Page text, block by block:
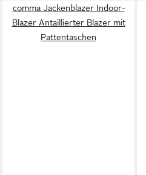
comma Jackenblazer Indoor-
Blazer Antaillierter Blazer mit
Pattentaschen